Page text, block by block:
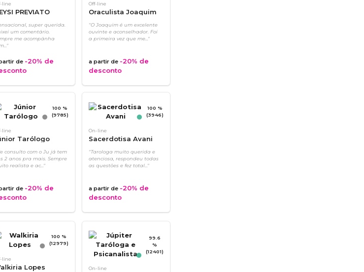
line
PREVIATO
super querida.
um comentário.
me acompánha
de -20% de
Off-line
Oraculista Joaquim
"O Joaquim é um excelente
ouvinte e aconselhador. Foi
a primeira vez que me..."
a partir de -20% de
desconto
100 %
(9785)
line
Tarólogo
consulto com o Ju já tem
2 anos pra mais. Sempre
realista e ac..."
de -20% de
100 %
(3946)
On-line
Sacerdotisa Avani
"Tarologa muito querida e
atenciosa, respondeu todas
as questões e fez total..."
a partir de -20% de
desconto
100 %
(12979)
line
Lopes
99.6
%
(12401)
On-line